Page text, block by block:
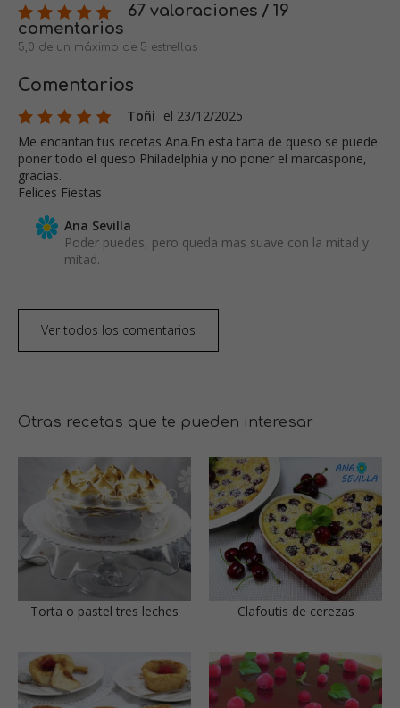
67 valoraciones / 19
comentarios
5,0 de un máximo de 5 estrellas
Comentarios
Toñi el 23/12/2025
Me encantan tus recetas Ana.En esta tarta de queso se puede
poner todo el queso Philadelphia y no poner el marcaspone,
gracias.
Felices Fiestas
Ana Sevilla
Poder puedes, pero queda mas suave con la mitad y
mitad.
Ver todos los comentarios
Otras recetas que te pueden interesar
Torta o pastel tres leches Clafoutis de cerezas